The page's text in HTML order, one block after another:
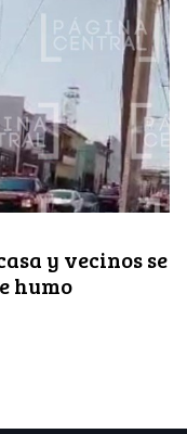
y vecinos se
humo